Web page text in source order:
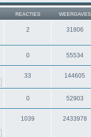
REACTIES WEERGAVES
2 31806
0 55534
33 144605
0 52903
1039 2433978